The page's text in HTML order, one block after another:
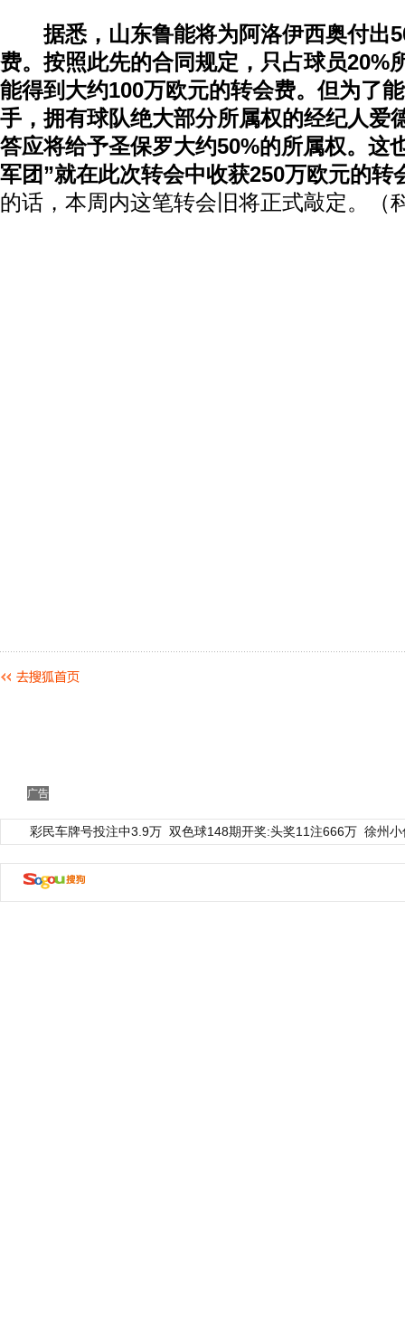
据悉，山东鲁能将为阿洛伊西奥付出
费。按照此先的合同规定，只占球员20%
能得到大约100万欧元的转会费。但为了
手，拥有球队绝大部分所属权的经纪人爱
答应将给予圣保罗大约50%的所属权。这
军团”就在此次转会中收获250万欧元的转
的话，本周内这笔转会旧将正式敲定。（
广告
彩民车牌号投注中3.9万 双色球148期开奖:头奖11注666万 徐州